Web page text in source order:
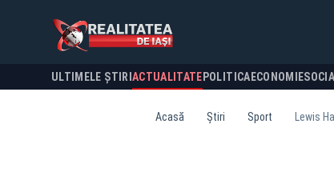
ULTIMELE ȘTIRI ACTUALITATE POLITICA ECONOMIE
Acasă Știri Sport Lewis